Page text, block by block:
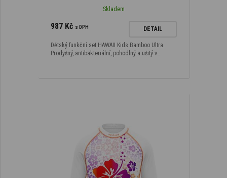
Skladem
987 Kč s DPH DETAIL
Dětský funkční set HAWAII Kids Bamboo Ultra.
Prodyšný, antibakteriální, pohodlný a ušitý v…